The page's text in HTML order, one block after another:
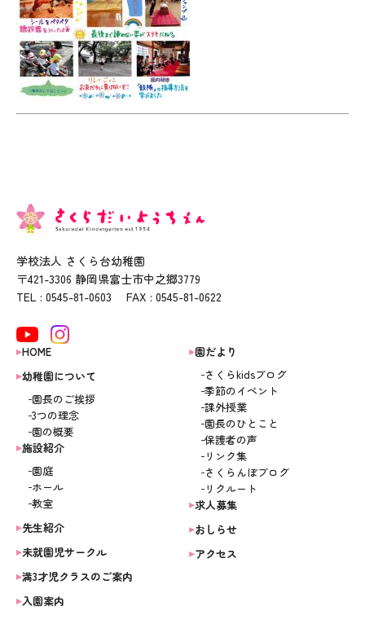
学校法人 さくら台幼稚園
〒421-3306 静岡県富士市中之郷3779
TEL : 0545-81-0603 FAX : 0545-81-0622
HOME
幼稚園について
園長のご挨拶
3つの理念
園の概要
施設紹介
園庭
ホール
教室
先生紹介
未就園児サークル
満3才児クラスのご案内
入園案内
園だより
さくらkidsブログ
季節のイベント
課外授業
園長のひとこと
保護者の声
リンク集
さくらんぼブログ
リクルート
求人募集
おしらせ
アクセス